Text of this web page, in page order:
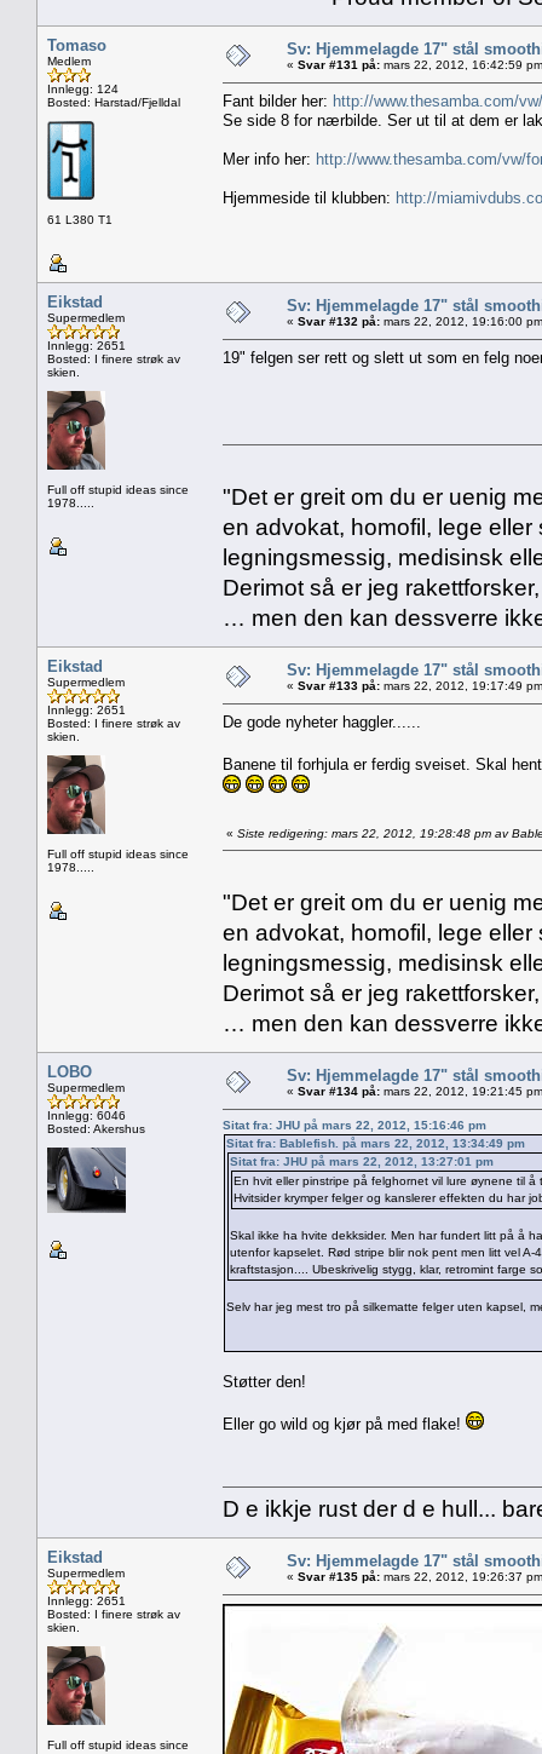
Tomaso
Medlem
Innlegg: 124
Bosted: Harstad/Fjelldal
61 L380 T1
Sv: Hjemmelagde 17" stål
« Svar #131 på: mars 22, 2012, 16:42:59
Fant bilder her: http://www.thesamba.com/
Se side 8 for nærbilde. Ser ut til at dem er
Mer info her: http://www.thesamba.com/vw/
Hjemmeside til klubben: http://
Eikstad
Supermedlem
Innlegg: 2651
Bosted: I finere strøk av
skien.
Full off stupid ideas since
1978.....
Sv: Hjemmelagde 17" stål
« Svar #132 på: mars 22, 2012, 19:16:00
19" felgen ser rett og slett ut som en felg
"Det er greit om du er uenig
en advokat, homofil, lege
legningsmessig, medisinsk
Derimot så er jeg
… men den kan dessverre
Eikstad
Supermedlem
Innlegg: 2651
Bosted: I finere strøk av
skien.
Full off stupid ideas since
1978.....
Sv: Hjemmelagde 17" stål
« Svar #133 på: mars 22, 2012, 19:17:49
De gode nyheter haggler......
Banene til forhjula er ferdig sveiset. Skal
« Siste redigering: mars 22, 2012, 19:28:48 pm av
"Det er greit om du er uenig
en advokat, homofil, lege
legningsmessig, medisinsk
Derimot så er jeg
… men den kan dessverre
LOBO
Supermedlem
Innlegg: 6046
Bosted: Akershus
Sv: Hjemmelagde 17" stål
« Svar #134 på: mars 22, 2012, 19:21:45
Sitat fra: JHU på mars 22, 2012, 15:16:46 pm
Sitat fra: Bablefish. på mars 22, 2012, 13:34:49 pm
Sitat fra: JHU på mars 22, 2012, 13:27:01 pm
En hvit eller pinstripe på felghornet vil lure øynene til
Hvitsider krymper felger og kanslerer effekten du har
Skal ikke ha hvite dekksider. Men har fundert litt på å
utenfor kapselet. Rød stripe blir nok pent men litt vel
kraftstasjon.... Ubeskrivelig stygg, klar, retromint farge
Selv har jeg mest tro på silkematte felger uten kapsel,
Støtter den!
Eller go wild og kjør på med flake!
D e ikkje rust der d e hull...
Eikstad
Supermedlem
Innlegg: 2651
Bosted: I finere strøk av
skien.
Full off stupid ideas since
Sv: Hjemmelagde 17" stål
« Svar #135 på: mars 22, 2012, 19:26:37